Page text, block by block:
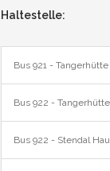
Haltestelle:
Bus 921 -
Bus 922 -
Bus 922 - Stendal